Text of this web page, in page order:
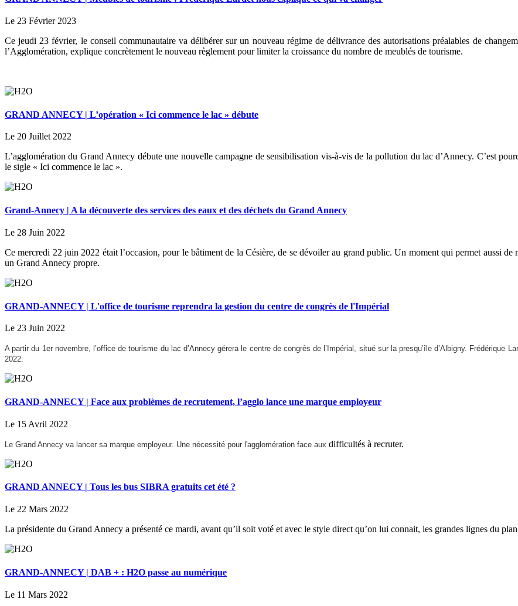
Le 23 Février 2023
Ce jeudi 23 février, le conseil communautaire va délibérer sur un nouveau régime de délivrance des autorisations préalables de
l’Agglomération, explique concrètement le nouveau règlement pour limiter la croissance du nombre de meublés de tourisme.
GRAND ANNECY | L’opération « Ici commence le lac » débute
Le 20 Juillet 2022
L’agglomération du Grand Annecy débute une nouvelle campagne de sensibilisation vis-à-vis de la pollution du lac d’Annecy. C’est
le sigle « Ici commence le lac ».
Grand-Annecy | A la découverte des services des eaux et des déchets du Grand Annecy
Le 28 Juin 2022
Ce mercredi 22 juin 2022 était l’occasion, pour le bâtiment de la Césière, de se dévoiler au grand public. Un moment qui permet aussi
un Grand Annecy propre.
GRAND-ANNECY | L'office de tourisme reprendra la gestion du centre de congrès de l'Impérial
Le 23 Juin 2022
A partir du 1er novembre, l’office de tourisme du lac d’Annecy gérera le centre de congrès de l’Impérial, situé sur la presqu’île d’Albigny. Frédérique
2022.
GRAND-ANNECY | Face aux problèmes de recrutement, l’agglo lance une marque employeur
Le 15 Avril 2022
Le Grand Annecy va lancer sa marque employeur. Une nécessité pour l'agglomération face aux difficultés à recruter.
GRAND ANNECY | Tous les bus SIBRA gratuits cet été ?
Le 22 Mars 2022
La présidente du Grand Annecy a présenté ce mardi, avant qu’il soit voté et avec le style direct qu’on lui connait, les grandes lignes du
GRAND-ANNECY | DAB + : H2O passe au numérique
Le 11 Mars 2022